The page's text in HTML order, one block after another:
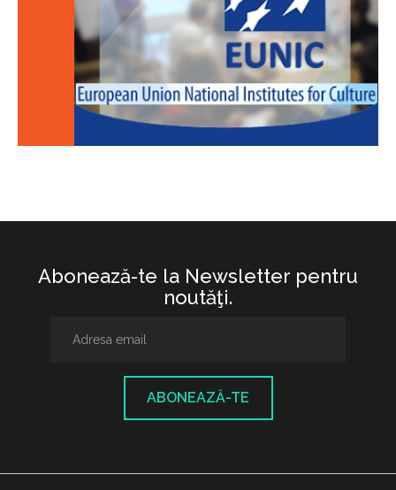
Abonează-te la Newsletter pentru
noutăţi.
ABONEAZĂ-TE